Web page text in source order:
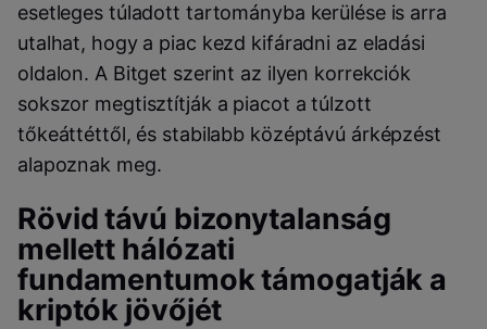
esetleges túladott tartományba kerülése is arra
utalhat, hogy a piac kezd kifáradni az eladási
oldalon. A Bitget szerint az ilyen korrekciók
sokszor megtisztítják a piacot a túlzott
tőkeáttéttől, és stabilabb középtávú árképzést
alapoznak meg.
Rövid távú bizonytalanság
mellett hálózati
fundamentumok támogatják a
kriptók jövőjét